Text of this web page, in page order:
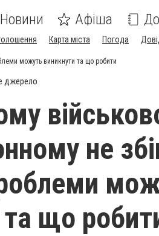
Новини Афіша
Карта міста Погода
можуть виникнути та що робити
джерело
не
що